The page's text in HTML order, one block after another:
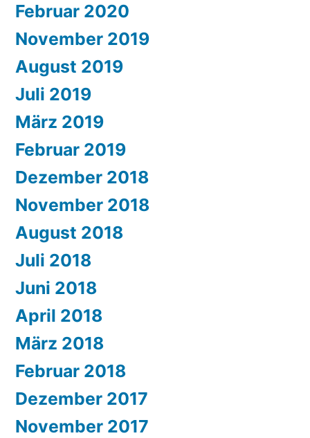
Februar 2020
November 2019
August 2019
Juli 2019
März 2019
Februar 2019
Dezember 2018
November 2018
August 2018
Juli 2018
Juni 2018
April 2018
März 2018
Februar 2018
Dezember 2017
November 2017